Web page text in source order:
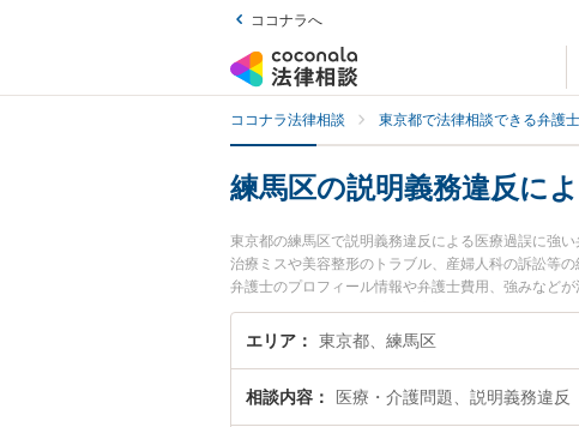
ココナラへ
ココナラ法律相談 東京都で法律相談できる弁護士
練馬区の説明義務違反に
東京都の練馬区で説明義務違反による医療過誤に強
治療ミスや美容整形のトラブル、産婦人科の訴訟等
弁護士のプロフィール情報や弁護士費用、強みなど
い』『説明義務違反による医療過誤のトラブル解決
相談予約したい』などでお困りの相談者さんにおすす
エリア 東京都、練馬区
相談内容 医療・介護問題、説明義務違反